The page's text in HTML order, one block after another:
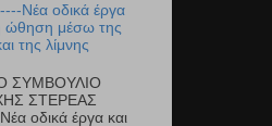
Νέα οδικά έργα
ώθηση μέσω της
της λίμνης
ΣΥΜΒΟΥΛΙΟ
ΣΤΕΡΕΑΣ
οδικά έργα και